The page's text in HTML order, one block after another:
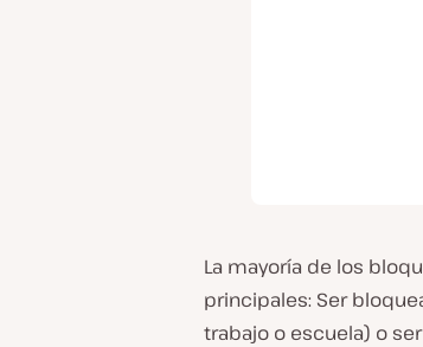
La mayoría de los
principales: Ser
trabajo o escuela) o